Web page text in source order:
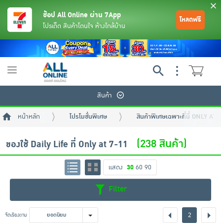
เครื่องดื่มและผงชงดื่ม
พระเครื่อง test pop
ช้อป All Online ผ่าน 7App
โปรเด็ด สินค้าโดนใจ ห้างใกล้บ้าน
โหลดฟรี
Toggle
สินค้า
หน้าหลัก โปรโมชั่นพิเศษ สินค้าพิเศษเฉพาะที่นี่ ONLY AT
ของใช้ Daily Life ที่ Only at 7-11 (238 สินค้า)
แสดง 30 60 90
Filter
จัดเรียงตาม ยอดนิยม 2